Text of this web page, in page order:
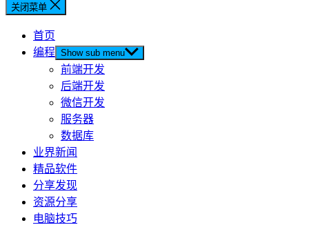
关闭菜单
首页
编程 Show sub menu
前端开发
后端开发
微信开发
服务器
数据库
业界新闻
精品软件
分享发现
资源分享
电脑技巧